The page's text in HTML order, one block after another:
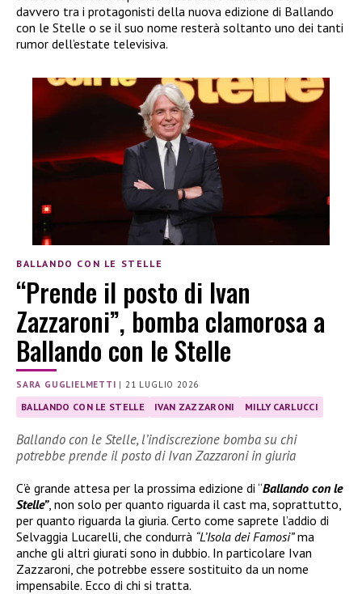
davvero tra i protagonisti della nuova edizione di Ballando
con le Stelle o se il suo nome resterà soltanto uno dei tanti
rumor dell’estate televisiva.
BALLANDO CON LE STELLE
“Prende il posto di Ivan
Zazzaroni”, bomba clamorosa a
Ballando con le Stelle
SARA GUGLIELMETTI |21 LUGLIO 2026
BALLANDO CON LE STELLE IVAN ZAZZARONI MILLY CARLUCCI
Ballando con le Stelle, l’indiscrezione bomba su chi
potrebbe prende il posto di Ivan Zazzaroni in giuria
C’è grande attesa per la prossima edizione di “Ballando con le
Stelle”, non solo per quanto riguarda il cast ma, soprattutto,
per quanto riguarda la giuria. Certo come saprete l’addio di
Selvaggia Lucarelli, che condurrà “L’Isola dei Famosi”ma
anche gli altri giurati sono in dubbio. In particolare Ivan
Zazzaroni, che potrebbe essere sostituito da un nome
impensabile. Ecco di chi si tratta.